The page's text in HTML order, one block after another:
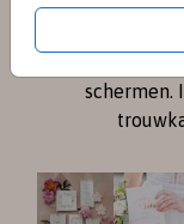
schermen.